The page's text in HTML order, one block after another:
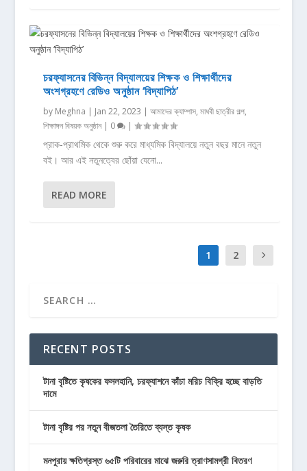
চরফ্যাসনের বিভিন্ন বিদ্যালয়ের শিক্ষক ও শিক্ষার্থীদের
অংশগ্রহণে রেডিও অনুষ্ঠান ‘বিদ্যাপিঠ’
by Meghna | Jan 22, 2023 | আমাদের ক্যাম্পাস, মাধবী ছাত্রীর গল্প,
শিক্ষাঙ্গন বিষয়ক অনুষ্ঠান| 0 |
প্রাক-প্রাথমিক থেকে শুরু করে মাধ্যমিক বিদ্যালয়ে নতুন বছর মানে নতুন
বই। আর এই নতুনত্বের ছোঁয়া যেনো...
READ MORE
1 2
RECENT POSTS
টানা বৃষ্টিতে কৃষকের ফসলহানি, চরফ্যাশনে কাঁচা মরিচ বিক্রি হচ্ছে বাড়তি
দামে
টানা বৃষ্টির পর নতুন বীজতলা তৈরিতে ব্যস্ত কৃষক
মনপুরায় ক্ষতিগ্রস্ত ৬৫টি পরিবারের মাঝে জরুরি ত্রাণসামগ্রী বিতরণ